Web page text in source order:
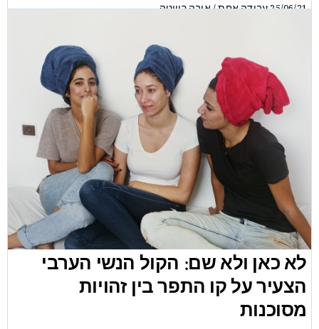
25/06/21עבודה אחת/איבה רויוטה
לא כאן ולא שם: הקול הנשי הערבי
הצעיר על קו התפר בין זהויות
מסוכנות